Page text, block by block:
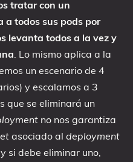
tratar con un
a todos sus pods por
levanta todos a la vez y
. Lo mismo aplica a la
un escenario de 4
y escalamos a 3
que se eliminará un
no nos garantiza
asociado al deployment
si debe eliminar uno,